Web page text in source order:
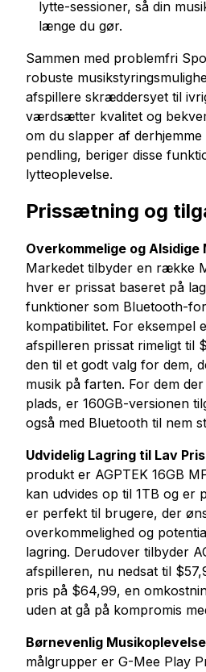
lytte-sessioner, så din
længe du gør.
Sammen med problemfri
robuste
afspillere skræddersyet til
værdsætter kvalitet og
om du slapper af
pendling, beriger disse
lytteoplevelse.
Prissætning og
Overkommelige og Alsidige
Markedet tilbyder en række
hver er prissat baseret på
funktioner som Bluetooth-
kompatibilitet. For eksempel
afspilleren prissat rimeligt til
den til et godt valg for dem,
musik på farten. For dem
plads, er 160GB-versionen
også med Bluetooth til nem
Udvidelig Lagring til Lav Pris
produkt er AGPTEK 16GB
kan udvides op til 1TB og er
er perfekt til brugere, der
overkommelighed og
lagring. Derudover tilbyder
afspilleren, nu nedsat til
pris på $64,99, en
uden at gå på kompromis
Børnevenlig Musikoplevelse
målgrupper er G-Mee Play